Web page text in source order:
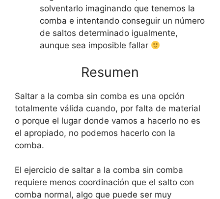
solventarlo imaginando que tenemos la
comba e intentando conseguir un número
de saltos determinado igualmente,
aunque sea imposible fallar
Resumen
Saltar a la comba sin comba es una opción
totalmente válida cuando, por falta de material
o porque el lugar donde vamos a hacerlo no es
el apropiado, no podemos hacerlo con la
comba.
El ejercicio de saltar a la comba sin comba
requiere menos coordinación que el salto con
comba normal, algo que puede ser muy